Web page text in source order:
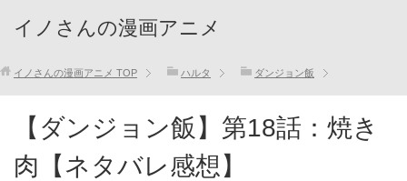
イノさんの漫画アニメ
イノさんの漫画アニメ TOP ハルタ ダンジョン飯
【ダンジョン飯】第18話：焼き
肉【ネタバレ感想】